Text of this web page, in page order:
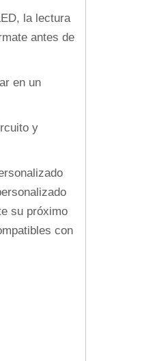
la lectura
antes de
en un
y
su próximo
con